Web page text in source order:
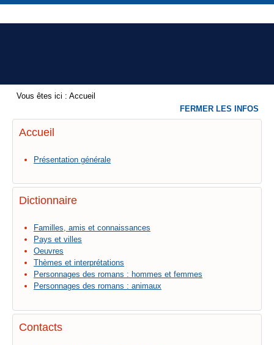
Vous êtes ici : Accueil
Accueil
Présentation générale
Dictionnaire
Familles, amis et connaissances
Pays et villes
Oeuvres
Thèmes et interprétations
Personnages des romans : hommes et femmes
Personnages des romans : animaux
Contacts
FERMER LES INFOS